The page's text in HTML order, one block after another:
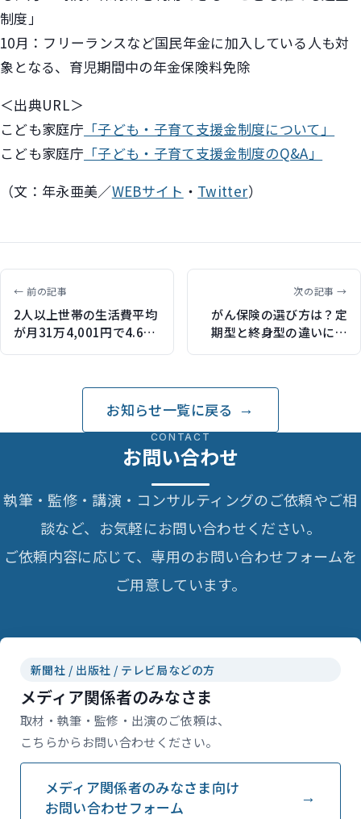
制度」
10月：フリーランスなど国民年金に加入している人も対
象となる、育児期間中の年金保険料免除
＜出典URL＞
こども家庭庁 「子ども・子育て支援金制度について」
こども家庭庁 「子ども・子育て支援金制度のQ&A」
（文：年永亜美／WEBサイト ・ Twitter）
← 前の記事
2人以上世帯の生活費平均
が月31万4,001円で4.6％
次の記事 →
がん保険の選び方は？定
期型と終身型の違いにつ
お知らせ一覧に戻る
CONTACT
お問い合わせ
執筆・監修・講演・コンサルティングのご依頼やご相
談など、お気軽にお問い合わせください。
ご依頼内容に応じて、専用のお問い合わせフォームを
ご用意しています。
新聞社 / 出版社 / テレビ局などの方
メディア関係者のみなさま
取材・執筆・監修・出演のご依頼は、
こちらからお問い合わせください。
メディア関係者のみなさま向け
お問い合わせフォーム